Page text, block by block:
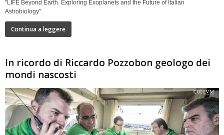
"LIFE Beyond Earth. Exploring Exoplanets and the Future of Italian
Astrobiology"
Continua a leggere
In ricordo di Riccardo Pozzobon geologo dei
mondi nascosti